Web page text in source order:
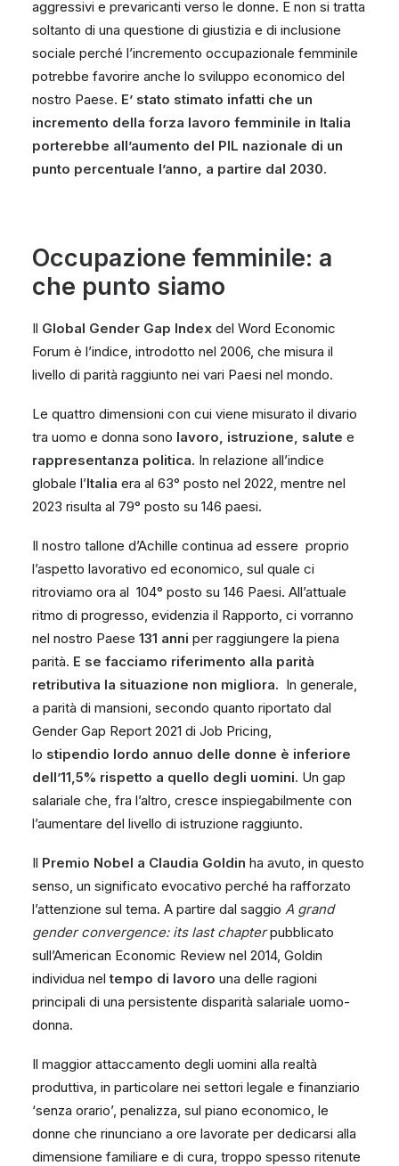
aggressivi e prevaricanti verso le donne. E non si tratta
soltanto di una questione di giustizia e di inclusione
sociale perché l’incremento occupazionale femminile
potrebbe favorire anche lo sviluppo economico del
nostro Paese. E’ stato stimato infatti che un
incremento della forza lavoro femminile in Italia
porterebbe all’aumento del PIL nazionale di un
punto percentuale l’anno, a partire dal 2030.
Occupazione femminile: a
che punto siamo
Il Global Gender Gap Index del Word Economic
Forum è l’indice, introdotto nel 2006, che misura il
livello di parità raggiunto nei vari Paesi nel mondo.
Le quattro dimensioni con cui viene misurato il divario
tra uomo e donna sono lavoro, istruzione, salute e
rappresentanza politica. In relazione all’indice
globale l’Italia era al 63° posto nel 2022, mentre nel
2023 risulta al 79° posto su 146 paesi.
Il nostro tallone d’Achille continua ad essere proprio
l’aspetto lavorativo ed economico, sul quale ci
ritroviamo ora al 104° posto su 146 Paesi. All’attuale
ritmo di progresso, evidenzia il Rapporto, ci vorranno
nel nostro Paese 131 anni per raggiungere la piena
parità. E se facciamo riferimento alla parità
retributiva la situazione non migliora. In generale,
a parità di mansioni, secondo quanto riportato dal
Gender Gap Report 2021 di Job Pricing,
lo stipendio lordo annuo delle donne è inferiore
dell’11,5% rispetto a quello degli uomini. Un gap
salariale che, fra l’altro, cresce inspiegabilmente con
l’aumentare del livello di istruzione raggiunto.
Il Premio Nobel a Claudia Goldin ha avuto, in questo
senso, un significato evocativo perché ha rafforzato
l’attenzione sul tema. A partire dal saggio A grand
gender convergence: its last chapterpubblicato
sull’American Economic Review nel 2014, Goldin
individua neltempo di lavoro una delle ragioni
principali di una persistente disparità salariale uomo-
donna.
Il maggior attaccamento degli uomini alla realtà
produttiva, in particolare nei settori legale e finanziario
‘senza orario’, penalizza, sul piano economico, le
donne che rinunciano a ore lavorate per dedicarsi alla
dimensione familiare e di cura, troppo spesso ritenute